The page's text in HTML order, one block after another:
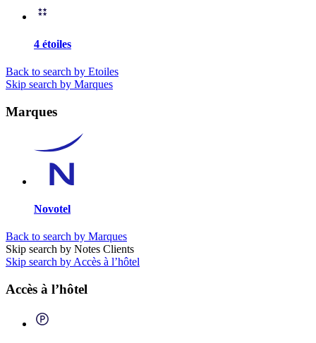
4 étoiles
Back to search by Etoiles
Skip search by Marques
Marques
Novotel
Back to search by Marques
Skip search by Notes Clients
Skip search by Accès à l’hôtel
Accès à l’hôtel